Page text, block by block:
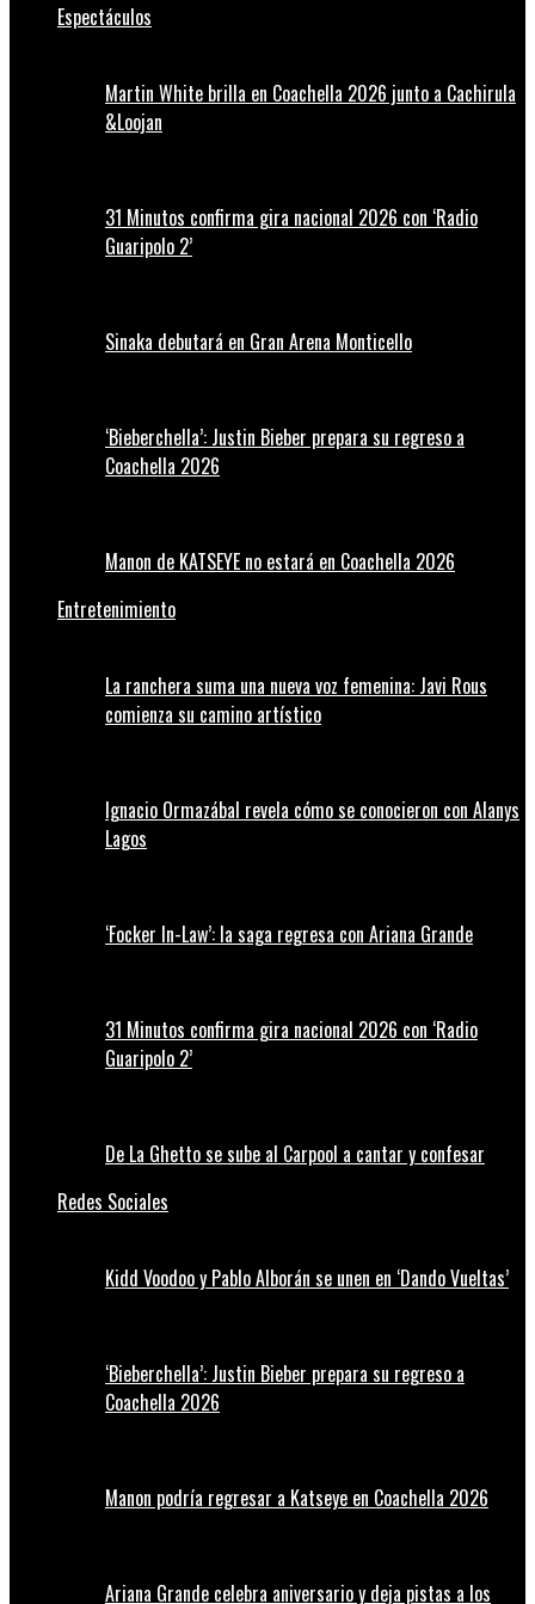
Espectáculos
Martin White brilla en Coachella 2026 junto a Cachirula
&Loojan
31 Minutos confirma gira nacional 2026 con ‘Radio
Guaripolo 2’
Sinaka debutará en Gran Arena Monticello
‘Bieberchella’: Justin Bieber prepara su regreso a
Coachella 2026
Manon de KATSEYE no estará en Coachella 2026
Entretenimiento
La ranchera suma una nueva voz femenina: Javi Rous
comienza su camino artístico
Ignacio Ormazábal revela cómo se conocieron con Alanys
Lagos
‘Focker In-Law’: la saga regresa con Ariana Grande
31 Minutos confirma gira nacional 2026 con ‘Radio
Guaripolo 2’
De La Ghetto se sube al Carpool a cantar y confesar
Redes Sociales
Kidd Voodoo y Pablo Alborán se unen en ‘Dando Vueltas’
‘Bieberchella’: Justin Bieber prepara su regreso a
Coachella 2026
Manon podría regresar a Katseye en Coachella 2026
Ariana Grande celebra aniversario y deja pistas a los